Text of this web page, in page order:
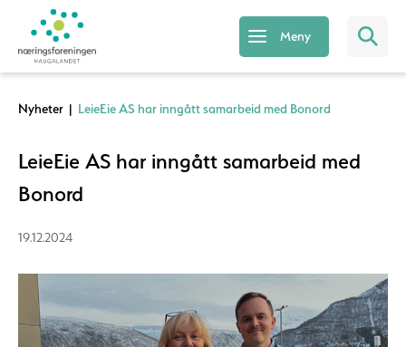
Meny
Nyheter | LeieEie AS har inngått samarbeid med Bonord
LeieEie AS har inngått samarbeid med
Bonord
19.12.2024